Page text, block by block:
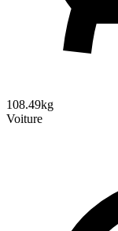
108.49kg
Voiture